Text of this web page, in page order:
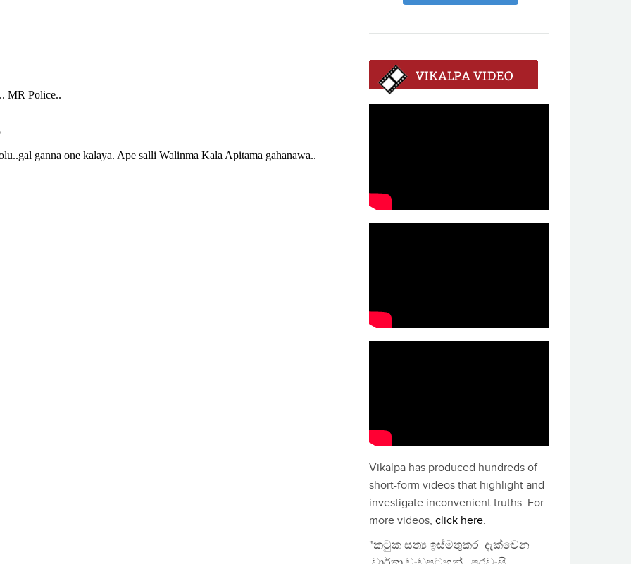
Vikalpa has produced hundreds of
short-form videos that highlight and
investigate inconvenient truths. For
more videos, click here.
"කටුක සත්‍ය ඉස්මතුකර දැක්වෙන